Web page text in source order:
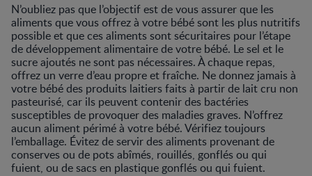
N’oubliez pas que l’objectif est de vous assurer que les
aliments que vous offrez à votre bébé sont les plus nutritifs
possible et que ces aliments sont sécuritaires pour l’étape
de développement alimentaire de votre bébé. Le sel et le
sucre ajoutés ne sont pas nécessaires. À chaque repas,
offrez un verre d’eau propre et fraîche. Ne donnez jamais à
votre bébé des produits laitiers faits à partir de lait cru non
pasteurisé, car ils peuvent contenir des bactéries
susceptibles de provoquer des maladies graves. N’offrez
aucun aliment périmé à votre bébé. Vérifiez toujours
l’emballage. Évitez de servir des aliments provenant de
conserves ou de pots abîmés, rouillés, gonflés ou qui
fuient, ou de sacs en plastique gonflés ou qui fuient.